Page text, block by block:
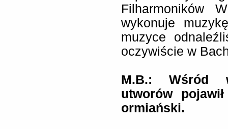
Filharmoników
wykonuje
muzyce
oczywiście w
M.B.: Wśród
utworów
ormiański.